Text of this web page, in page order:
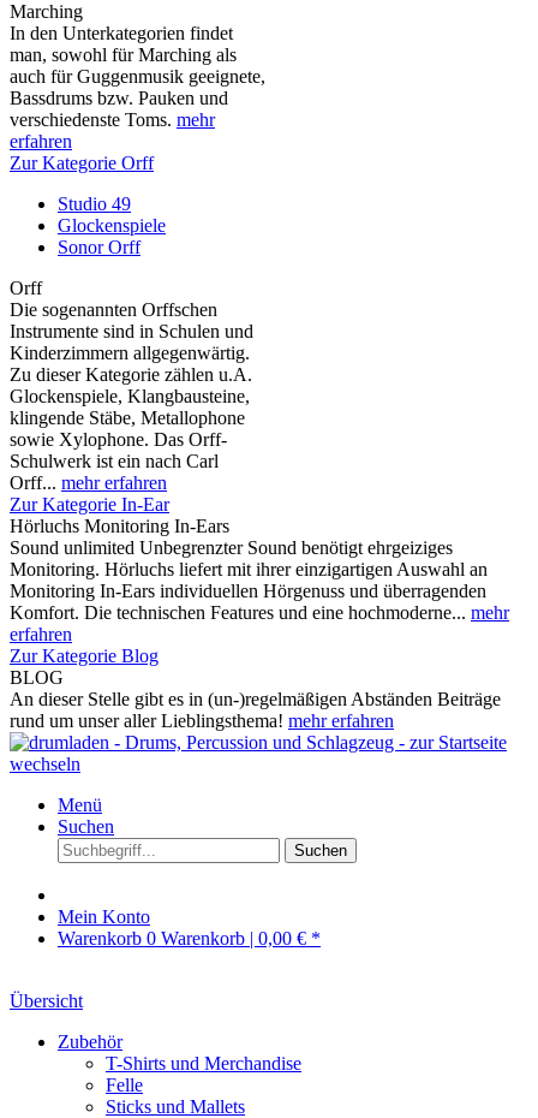
Marching
In den Unterkategorien findet
man, sowohl für Marching als
auch für Guggenmusik geeignete,
Bassdrums bzw. Pauken und
verschiedenste Toms. mehr
erfahren
Zur Kategorie Orff
Studio 49
Glockenspiele
Sonor Orff
Orff
Die sogenannten Orffschen
Instrumente sind in Schulen und
Kinderzimmern allgegenwärtig.
Zu dieser Kategorie zählen u.A.
Glockenspiele, Klangbausteine,
klingende Stäbe, Metallophone
sowie Xylophone. Das Orff-
Schulwerk ist ein nach Carl
Orff... mehr erfahren
Zur Kategorie In-Ear
Hörluchs Monitoring In-Ears
Sound unlimited Unbegrenzter Sound benötigt ehrgeiziges
Monitoring. Hörluchs liefert mit ihrer einzigartigen Auswahl an
Monitoring In-Ears individuellen Hörgenuss und überragenden
Komfort. Die technischen Features und eine hochmoderne... mehr
erfahren
Zur Kategorie Blog
BLOG
An dieser Stelle gibt es in (un-)regelmäßigen Abständen Beiträge
rund um unser aller Lieblingsthema! mehr erfahren
Menü
Suchen
Suchen
Mein Konto
Warenkorb 0 Warenkorb | 0,00 € *
Übersicht
Zubehör
T-Shirts und Merchandise
Felle
Sticks und Mallets